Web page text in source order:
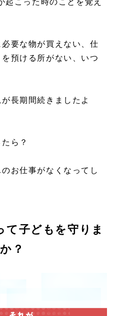
起こった時のことを覚え
要な物が買えない、仕
預ける所がない、いつ
長期間続きましたよ
ら？
お仕事がなくなってし
て子どもを守りま
？